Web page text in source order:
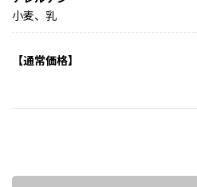
小麦、乳
【通常価格】